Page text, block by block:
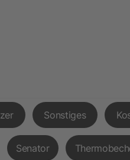
Sonstiges
Senator